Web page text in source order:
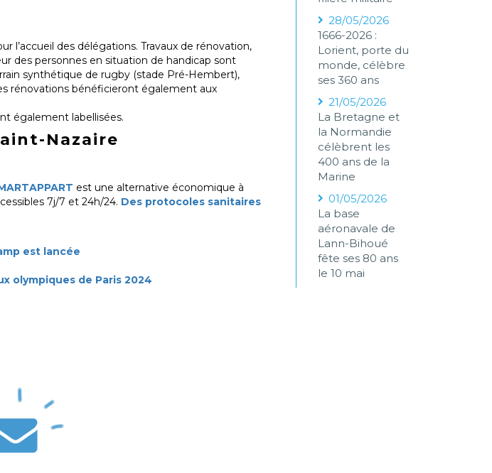
des délégations. Travaux de rénovation,
des personnes en situation de handicap sont
synthétique de rugby (stade Pré-Hembert),
rénovations bénéficieront également aux
également labellisées.
Nazaire
est une alternative économique à
7j/7 et 24h/24. Des protocoles sanitaires
est lancée
olympiques de Paris 2024
28/05/2026
1666-2026 :
Lorient, porte du
monde, célèbre
ses 360 ans
21/05/2026
La Bretagne et
la Normandie
célèbrent les
400 ans de la
Marine
01/05/2026
La base
aéronavale de
Lann-Bihoué
fête ses 80 ans
le 10 mai